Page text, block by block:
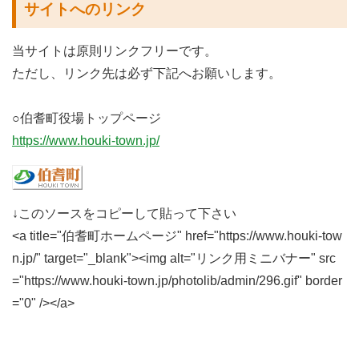
サイトへのリンク
当サイトは原則リンクフリーです。
ただし、リンク先は必ず下記へお願いします。
○伯耆町役場トップページ
https://www.houki-town.jp/
↓このソースをコピーして貼って下さい
<a title="伯耆町ホームページ" href="https://www.houki-tow
n.jp/" target="_blank"><img alt="リンク用ミニバナー" src
="https://www.houki-town.jp/photolib/admin/296.gif" border
="0" /></a>